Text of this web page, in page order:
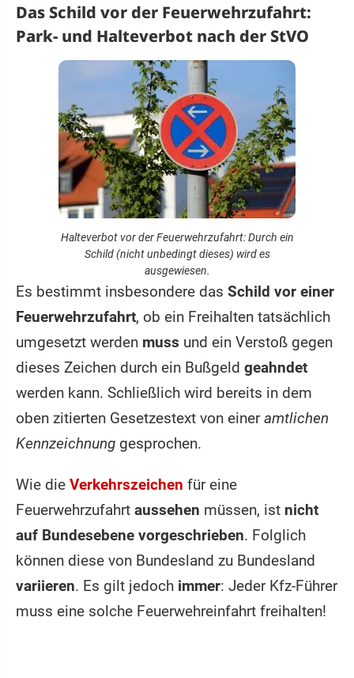
Das Schild vor der Feuerwehrzufahrt:
Park- und Halteverbot nach der StVO
Halteverbot vor der Feuerwehrzufahrt: Durch ein
Schild (nicht unbedingt dieses) wird es
ausgewiesen.
Es bestimmt insbesondere das Schild vor einer
Feuerwehrzufahrt, ob ein Freihalten tatsächlich
umgesetzt werden muss und ein Verstoß gegen
dieses Zeichen durch ein Bußgeld geahndet
werden kann. Schließlich wird bereits in dem
oben zitierten Gesetzestext von eineramtlichen
Kennzeichnung gesprochen.
Wie die Verkehrszeichen für eine
Feuerwehrzufahrt aussehen müssen, ist nicht
auf Bundesebene vorgeschrieben. Folglich
können diese von Bundesland zu Bundesland
variieren. Es gilt jedoch immer: Jeder Kfz-Führer
muss eine solche Feuerwehreinfahrt freihalten!